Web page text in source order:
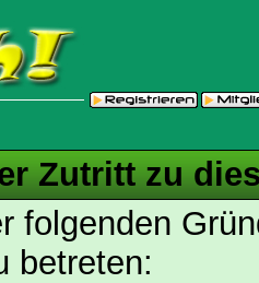
Zutritt zu
folgenden
betreten: